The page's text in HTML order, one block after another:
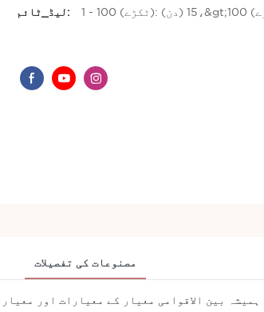
لیڈ_ٹائم:
مصنوعات کی تفصیلات